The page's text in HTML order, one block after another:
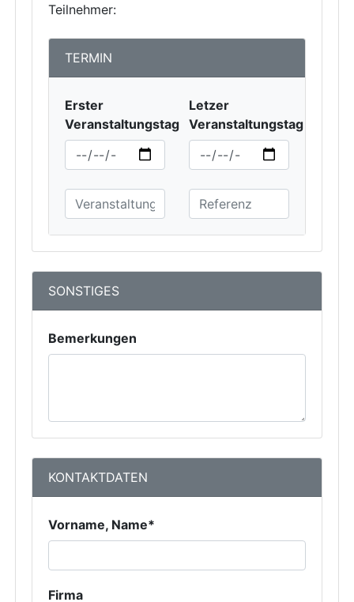
Teilnehmer:
TERMIN
Erster
Veranstaltungstag
Letzer
Veranstaltungstag
SONSTIGES
Bemerkungen
KONTAKTDATEN
Vorname, Name*
Firma